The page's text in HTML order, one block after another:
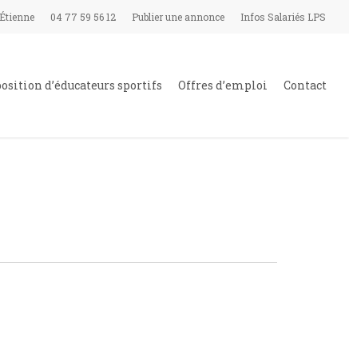
04 77 59 56 12 Publier une annonce Infos Salariés LPS
d’éducateurs sportifs Offres d’emploi Contact